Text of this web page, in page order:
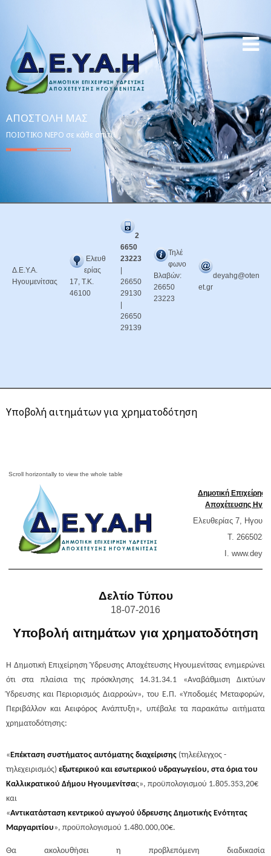
ΑΠΟΣΤΟΛΉ ΜΑΣ
ΠΟΙΟΤΙΚΟ ΝΕΡΟ σε κάθε σπίτι!
Δ.Ε.Υ.Α.
Ηγουμενίτσας
Ελευθ
ερίας
17, Τ.Κ.
46100
2
6650
23223
26650
29130
26650
29139
Τηλέ
φωνο
Βλαβών:
26650
23223
deyahg@oten
et.gr
Υποβολή αιτημάτων για χρηματοδότηση
Δημοτική
Αποχέτευσης
Ελευθερίας 7,
T.
Ι. www.
Δελτίο Τύπου
18-07-2016
Υποβολή αιτημάτων για χρηματοδότηση
Η Δημοτική Επιχείρηση Ύδρευσης Αποχέτευσης Ηγουμενίτσας ενημερώνει
ότι στα πλαίσια της πρόσκλησης 14.31.34.1 «Αναβάθμιση Δικτύων
Ύδρευσης και Περιορισμός Διαρροών», του Ε.Π. «Υποδομές Μεταφορών,
Περιβάλλον και Αειφόρος Ανάπτυξη», υπέβαλε τα παρακάτω αιτήματα
χρηματοδότησης:
«Επέκταση συστήματος αυτόματης διαχείρισης (τηλεέλεγχος -
τηλεχειρισµός) εξωτερικού και εσωτερικού υδραγωγείου, στα όρια του
Καλλικρατικού Δήμου Ηγουμενίτσας», προϋπολογισμού 1.805.353,20€
και
«Αντικατάσταση κεντρικού αγωγού ύδρευσης Δημοτικής Ενότητας
Μαργαριτίου», προϋπολογισμού 1.480.000,00€.
Θα ακολουθήσει η προβλεπόμενη διαδικασία